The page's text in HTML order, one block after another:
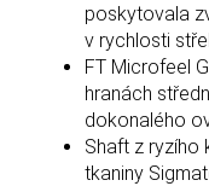
poskytovala
v rychlosti
FT Microfeel
hranách
dokonalého
Shaft z ryzího
tkaniny